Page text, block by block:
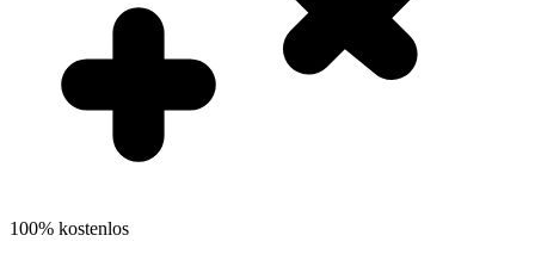
100% kostenlos